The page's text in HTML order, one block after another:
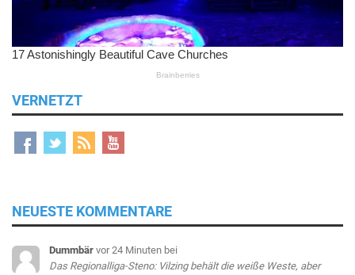
VERNETZT
NEUESTE KOMMENTARE
Dummbär vor 24 Minuten bei
Das Regionalliga-Steno: Vilzing behält die weiße Weste, aber